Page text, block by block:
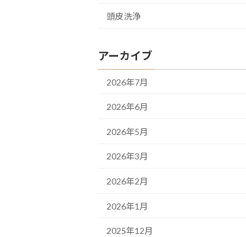
頭皮洗浄
アーカイブ
2026年7月
2026年6月
2026年5月
2026年3月
2026年2月
2026年1月
2025年12月